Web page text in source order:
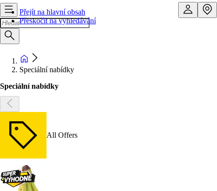
Přejít na hlavní obsah
Přeskočit na vyhledávání
Speciální nabídky
Speciální nabídky
All Offers